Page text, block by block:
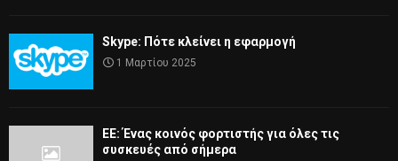
Skype: Πότε κλείνει η εφαρμογή
1 Μαρτίου 2025
ΕΕ: Ένας κοινός φορτιστής για όλες τις
συσκευές από σήμερα